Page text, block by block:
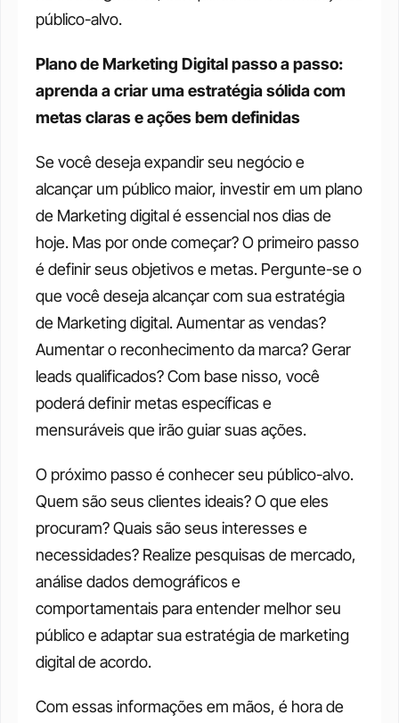
público-alvo.
Plano de Marketing Digital passo a passo:
aprenda a criar uma estratégia sólida com
metas claras e ações bem definidas
Se você deseja expandir seu negócio e
alcançar um público maior, investir em um plano
de Marketing digital é essencial nos dias de
hoje. Mas por onde começar? O primeiro passo
é definir seus objetivos e metas. Pergunte-se o
que você deseja alcançar com sua estratégia
de Marketing digital. Aumentar as vendas?
Aumentar o reconhecimento da marca? Gerar
leads qualificados? Com base nisso, você
poderá definir metas específicas e
mensuráveis que irão guiar suas ações.
O próximo passo é conhecer seu público-alvo.
Quem são seus clientes ideais? O que eles
procuram? Quais são seus interesses e
necessidades? Realize pesquisas de mercado,
análise dados demográficos e
comportamentais para entender melhor seu
público e adaptar sua estratégia de marketing
digital de acordo.
Com essas informações em mãos, é hora de